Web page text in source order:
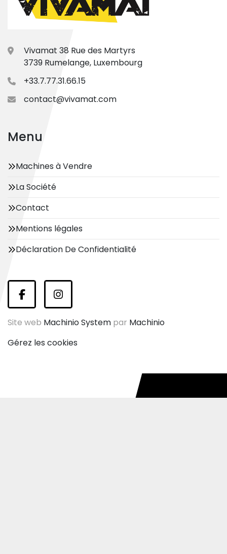
Vivamat 38 Rue des Martyrs
3739 Rumelange, Luxembourg
+33.7.77.31.66.15
contact@vivamat.com
Menu
Machines à Vendre
La Société
Contact
Mentions légales
Déclaration De Confidentialité
facebookinstagram
Site web Machinio System par Machinio
Gérez les cookies